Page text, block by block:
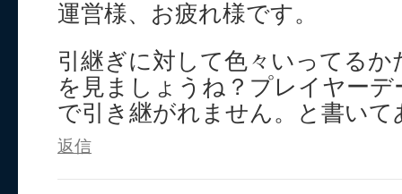
運営様、お疲れ様です。
引継ぎに対して色々いってるか
を見ましょうね？プレイヤー
で引き継がれません。と書い
返信